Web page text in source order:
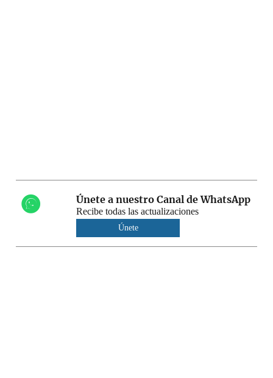
Únete a nuestro Canal de WhatsApp
Recibe todas las actualizaciones
Únete